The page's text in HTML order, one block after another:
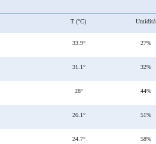
T (°C) Umidità
33.9°
27%
31.1°
32%
28°
44%
26.1°
51%
24.7°
58%